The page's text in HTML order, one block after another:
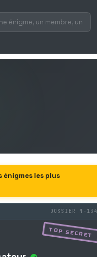
énigmes les plus
DOSSIER N-134
TOP SECRET